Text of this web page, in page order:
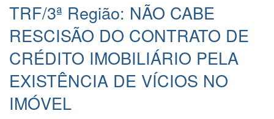
TRF/3ª Região: NÃO CABE
RESCISÃO DO CONTRATO DE
CRÉDITO IMOBILIÁRIO PELA
EXISTÊNCIA DE VÍCIOS NO
IMÓVEL